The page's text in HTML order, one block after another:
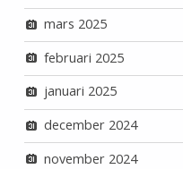
mars 2025
februari 2025
januari 2025
december 2024
november 2024